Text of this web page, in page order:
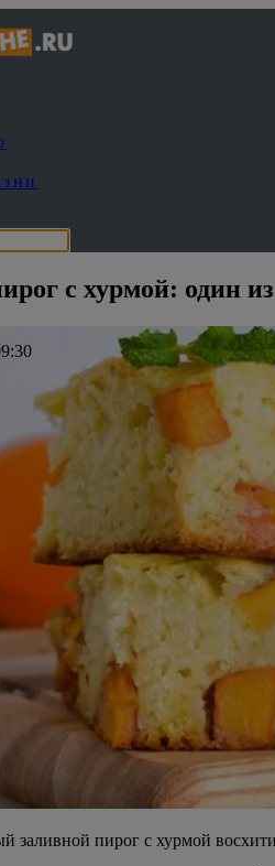
с хурмой: один
заливной пирог с хурмой